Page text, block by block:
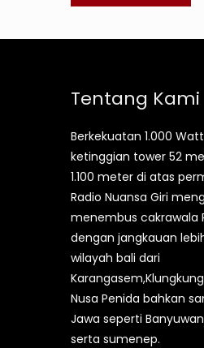
Tentang Kami
Berkekuatan 1.000
ketinggian tower 52
1.100 meter di atas
Radio Nuansa Giri
menembus cakrawala
dengan jangkauan
wilayah bali dari
Nusa Penida bahkan
Jawa seperti
serta sumenep.